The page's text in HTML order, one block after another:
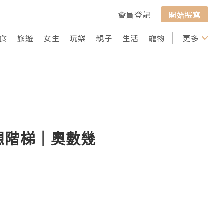
會員登記
開始撰寫
旅遊 女生 玩樂 親子 生活 寵物 行山 打卡
更多
梯｜奧數幾